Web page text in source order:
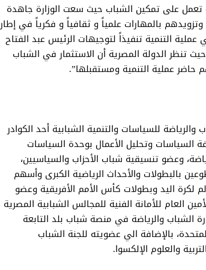
تعمل على تمكين الشباب حيث سعت الوزارة جاهدة
بالمهارات علمياً و ثقافياً و فكرياً في إطار
في عملية التنمية تنفيذاً لتوجيهات الرئيس عبد الفتاح
تنظر الدولة المصرية أن الاستثمار في الشباب
حاضر عملية التنمية ومستقبلها”.
للسياسات والتنمية الشبابية أحد الكوادر
السياسات وتحليل الأعمال بوحدة السياسات
وعضو تنسيقية شباب الأحزاب والسياسيين،
بالبطولات والأحداث الرياضية الكبرى وأسهم
لكرة اليد وبطولات كأس الأمم الأفريقية وعضو
العام للأمانة الفنية للمجالس الشبابية المصرية
الشباب والرياضة في منصة شباب بلد التابعة
بالإضافة الي عضويته للجنة الشباب
والعلوم الإلكسوا.